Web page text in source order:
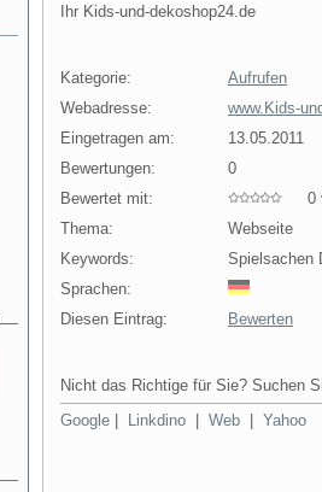
Ihr Kids-und-dekoshop24.de
Kategorie:
Aufrufen
Webadresse:
www.Kids-
Eingetragen am:
13.05.2011
Bewertungen:
0
Bewertet mit:
0
Thema:
Webseite
Keywords:
Spielsachen
Sprachen:
Diesen Eintrag:
Bewerten
Nicht das Richtige für Sie? Suchen
Google
Linkdino Web Yahoo